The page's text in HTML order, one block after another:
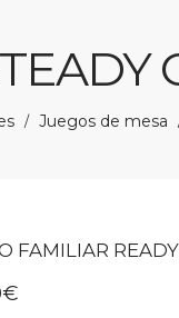
/ Juegos de mesa
FAMILIAR
€